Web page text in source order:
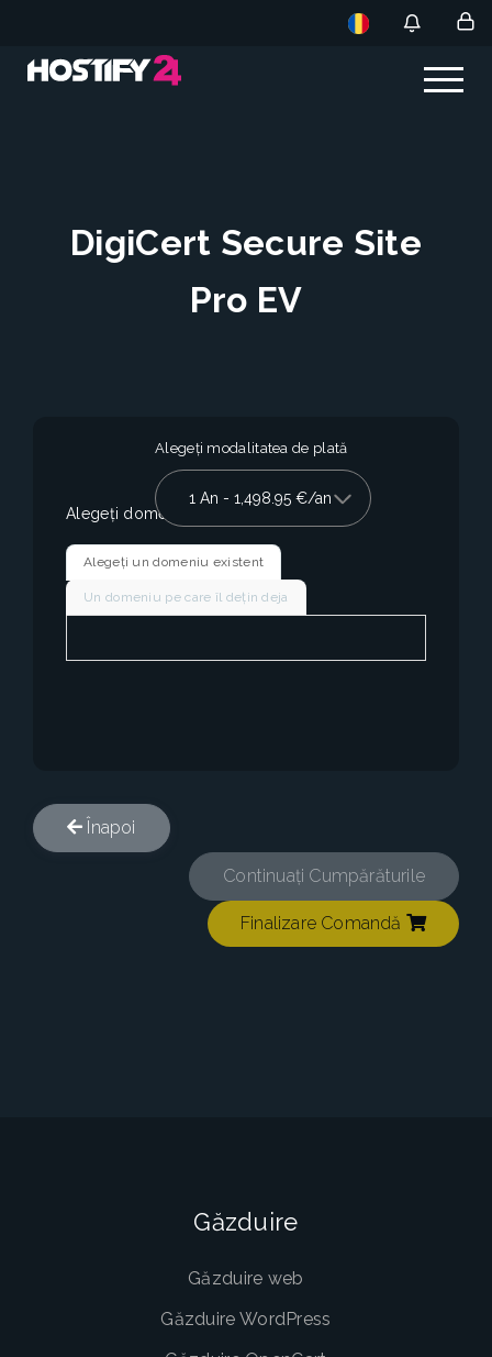
DigiCert Secure Site
Pro EV
Alegeți modalitatea de plată
Alegeți domeniul
Alegeți un domeniu existent
Un domeniu pe care îl dețin deja
Înapoi
Continuați Cumpărăturile
Finalizare Comandă
Găzduire
Găzduire web
Găzduire WordPress